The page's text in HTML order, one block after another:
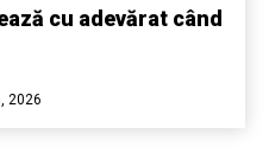
cu adevărat când
2026